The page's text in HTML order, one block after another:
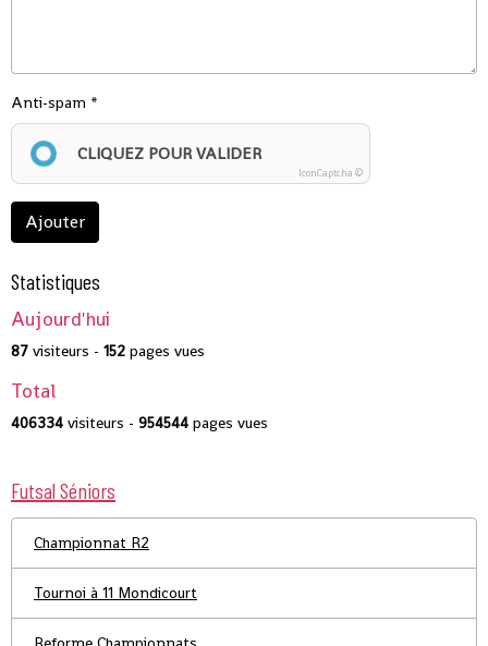
Anti-spam
CLIQUEZ POUR VALIDER
IconCaptcha ©
Ajouter
Statistiques
Aujourd'hui
87 visiteurs - 152 pages vues
Total
406334 visiteurs - 954544 pages vues
Futsal Séniors
Championnat R2
Tournoi à 11 Mondicourt